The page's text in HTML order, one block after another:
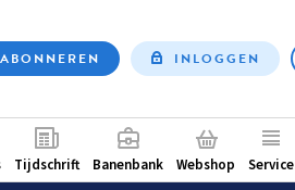
ABONNEREN INLOGGEN
Tijdschrift Banenbank Webshop Service